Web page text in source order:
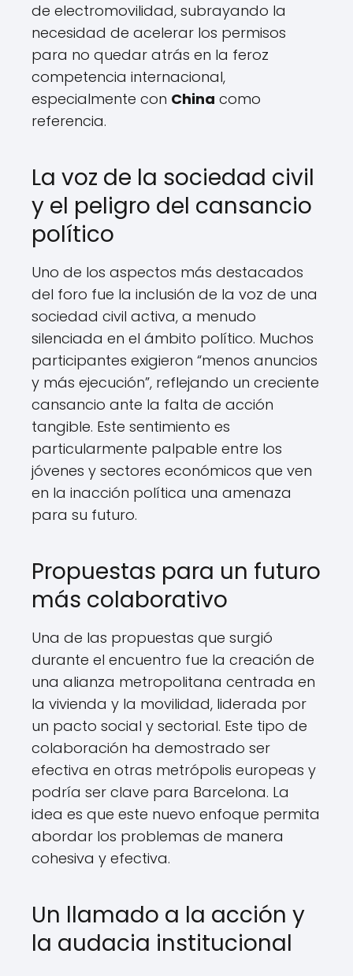
de electromovilidad, subrayando la
necesidad de acelerar los permisos
para no quedar atrás en la feroz
competencia internacional,
especialmente con China como
referencia.
La voz de la sociedad civil
y el peligro del cansancio
político
Uno de los aspectos más destacados
del foro fue la inclusión de la voz de una
sociedad civil activa, a menudo
silenciada en el ámbito político. Muchos
participantes exigieron “menos anuncios
y más ejecución”, reflejando un creciente
cansancio ante la falta de acción
tangible. Este sentimiento es
particularmente palpable entre los
jóvenes y sectores económicos que ven
en la inacción política una amenaza
para su futuro.
Propuestas para un futuro
más colaborativo
Una de las propuestas que surgió
durante el encuentro fue la creación de
una alianza metropolitana centrada en
la vivienda y la movilidad, liderada por
un pacto social y sectorial. Este tipo de
colaboración ha demostrado ser
efectiva en otras metrópolis europeas y
podría ser clave para Barcelona. La
idea es que este nuevo enfoque permita
abordar los problemas de manera
cohesiva y efectiva.
Un llamado a la acción y
la audacia institucional